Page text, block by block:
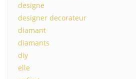
designe
designer decorateur
diamant
diamants
diy
elle